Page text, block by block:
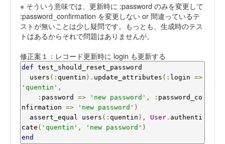
※ そういう意味では、更新時に :password のみを変更して
:password_confirmation を変更しない or 間違っているテ
ストが無いことは少し疑問です。もっとも、生成時のテス
トはあるからそれで問題はありませんが。
修正案１：レコード更新時に login も更新する
def test_should_reset_password
  users
(: quentin ). update_attributes (: login =>
'quentin' ,
: password => 'new password' , : password_co
nfirmation => 'new password' )
  assert_equal users
(: quentin ), User . authenti
cate ( 'quentin' , 'new password' )
end